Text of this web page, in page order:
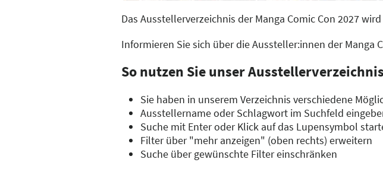
Das Ausstellerverzeichnis der Manga Comic Con 2027
Informieren Sie sich über die Aussteller:innen der Manga
So nutzen Sie unser Ausstellerverzeichnis
Sie haben in unserem Verzeichnis verschiedene
Ausstellername oder Schlagwort im Suchfeld
Suche mit Enter oder Klick auf das Lupensymbol
Filter über "mehr anzeigen" (oben rechts) erweitern
Suche über gewünschte Filter einschränken